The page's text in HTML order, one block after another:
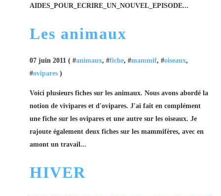
AIDES_POUR_ECRIRE_UN_NOUVEL_EPISODE...
Les animaux
07 juin 2011 ( #animaux, #fiche, #mammif, #oiseaux,
#ovipares )
Voici plusieurs fiches sur les animaux. Nous avons abordé la
notion de vivipares et d'ovipares. J'ai fait en complément
une fiche sur les ovipares et une autre sur les oiseaux. Je
rajoute également deux fiches sur les mammifères, avec en
amont un travail...
HIVER